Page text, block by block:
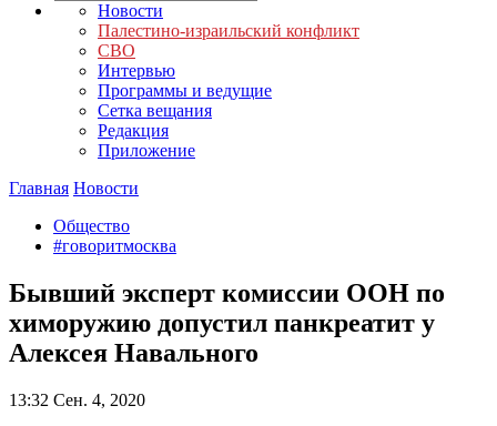
Новости
Палестино-израильский конфликт
СВО
Интервью
Программы и ведущие
Сетка вещания
Редакция
Приложение
Главная Новости
Общество
#говоритмосква
Бывший эксперт комиссии ООН по
химоружию допустил панкреатит у
Алексея Навального
13:32 Сен. 4, 2020